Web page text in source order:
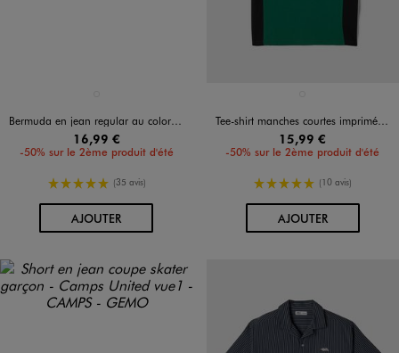
Bermuda en jean regular au coloris unique garçon
16,99 €
-50% sur le 2ème produit d'été
5/5 de moyenne
(35 avis)
AJOUTERAU PANIER
Tee-shirt manches courtes imprimé Celtics garçon - NBA
15,99 €
-50% sur le 2ème produit d'été
5/5 de moyenne
(10 avis)
AJOUTERAU PANIER